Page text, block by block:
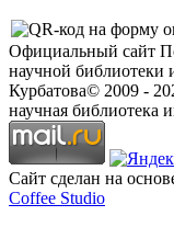
Официальный сайт
научной библиотеки
Курбатова© 2009 -
научная библиотека
Сайт сделан на
Coffee Studio